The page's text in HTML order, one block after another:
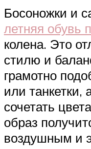
Босоножки и
летняя обувь
колена. Это
стилю и
грамотно
или танкетки,
сочетать
образ
воздушным и